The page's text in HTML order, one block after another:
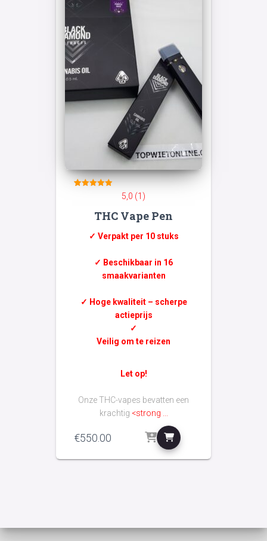
gebaseerd
klant
5,0 (1)
THC Vape Pen
✓ Verpakt per 10 stuks
✓ Beschikbaar in 16
smaakvarianten
✓ Hoge kwaliteit – scherpe
actieprijs
✓
Veilig om te reizen
Let op!
Onze THC-vapes bevatten een
krachtig <strong ...
€550.00